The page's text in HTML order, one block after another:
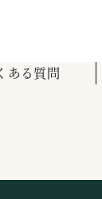
ある質問